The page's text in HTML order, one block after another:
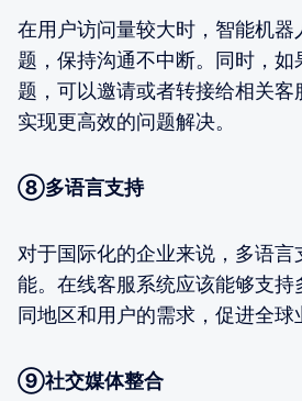
在用户访问量较大时，智能机器
题，保持沟通不中断。同时，如
题，可以邀请或者转接给相关客
实现更高效的问题解决。
⑧多语言支持
对于国际化的企业来说，多语
能。在线客服系统应该能够支持
同地区和用户的需求，促进全球
⑨社交媒体整合